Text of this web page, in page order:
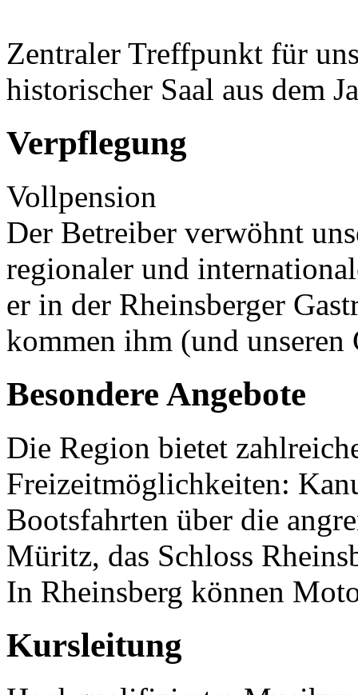
Zentraler Treffpunkt für
historischer Saal aus dem
Verpflegung
Vollpension
Der Betreiber verwöhnt
regionaler und
er in der Rheinsberger
kommen ihm (und
Besondere Angebote
Die Region bietet
Freizeitmöglichkeiten:
Bootsfahrten über die
Müritz, das Schloss
In Rheinsberg können
Kursleitung